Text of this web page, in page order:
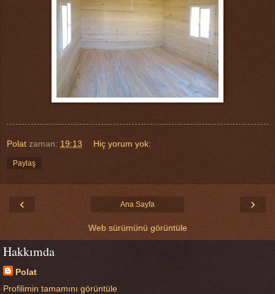
Polat zaman: 19:13 Hiç yorum yok:
Paylaş
‹ ›
Ana Sayfa
Web sürümünü görüntüle
Hakkımda
Polat
Profilimin tamamını görüntüle